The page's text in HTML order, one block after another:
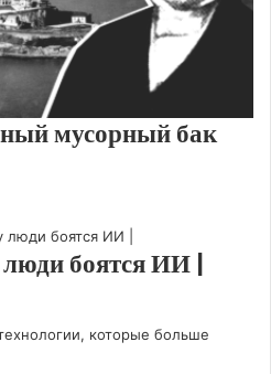
мусорный бак
боятся ИИ |